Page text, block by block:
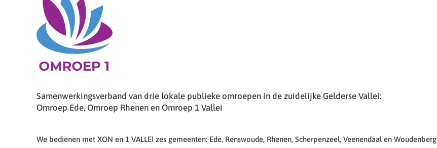
Samenwerkingsverband van drie lokale publieke omroepen in de zuidelijke Gelderse Vallei:
Omroep Ede, Omroep Rhenen en Omroep 1 Vallei
We bedienen met XON en 1 VALLEI zes gemeenten: Ede, Renswoude, Rhenen, Scherpenzeel, Veenendaal en Woudenberg